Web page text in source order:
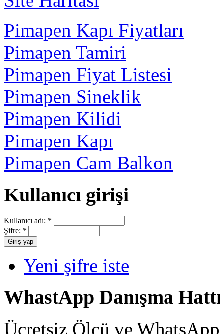
Pimapen Kapı Fiyatları
Pimapen Tamiri
Pimapen Fiyat Listesi
Pimapen Sineklik
Pimapen Kilidi
Pimapen Kapı
Pimapen Cam Balkon
Kullanıcı girişi
Kullanıcı adı: *
Şifre: *
Yeni şifre iste
WhastApp Danışma
Ücretsiz Ölçü ve